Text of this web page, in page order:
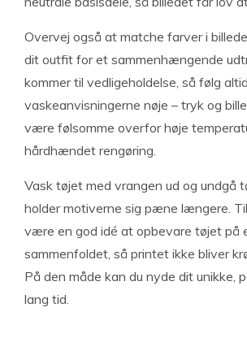
Overvej også at matche farver i
dit outfit for et sammenhængende
kommer til vedligeholdelse, så følg altid
vaskeanvisningerne nøje – tryk og
være følsomme overfor høje
hårdhændet rengøring.
Vask tøjet med vrangen ud og undgå
holder motiverne sig pæne længere.
være en god idé at opbevare tøjet på
sammenfoldet, så printet ikke bliver
På den måde kan du nyde dit unikke,
lang tid.